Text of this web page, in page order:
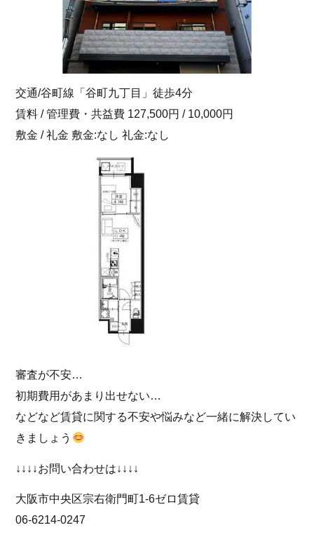
交通/谷町線「谷町九丁目」徒歩4分
賃料 / 管理費・共益費 127,500円 / 10,000円
敷金 / 礼金 敷金:なし 礼金:なし
審査が不安…
初期費用があまり出せない…
などなど賃貸に関する不安や悩みなど一緒に解決してい
きましょう
↓↓↓↓お問い合わせは↓↓↓↓
大阪市中央区宗右衛門町1-6ゼロ賃貸
06-6214-0247